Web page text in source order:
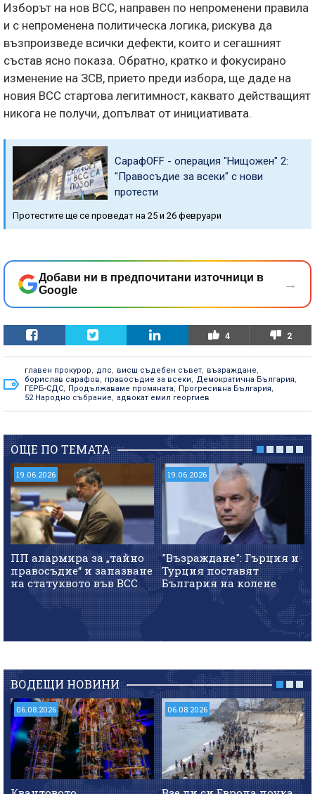
Изборът на нов ВСС, направен по непроменени правила
и с непроменена политическа логика, рискува да
възпроизведе всички дефекти, които и сегашният
състав ясно показа. Обратно, кратко и фокусирано
изменение на ЗСВ, прието преди избора, ще даде на
новия ВСС стартова легитимност, каквато действащият
никога не получи, допълват от инициативата.
СарафOFF - операция "Нищожен" 2:
"Правосъдие за всеки" с нови
протести
Протестите ще се проведат на 25 и 26 февруари
Добави ни в предпочитани източници в
Google
→
4 2
главен прокурор, дпс, висш съдебен съвет, възраждане,
борислав сарафов, правосъдие за всеки, Демократична България,
ГЕРБ-СДС, Продължаваме промяната, Прогресивна България,
52 Народно събрание, адвокат емил георгиев
ОЩЕ ПО ТЕМАТА
19.06.2026
ПП алармира за „тайно
правосъдие“ и запазване
на статуквото във ВСС
19.06.2026
"Възраждане": Гърция и
Турция поставят
България на колене
ВОДЕЩИ НОВИНИ
06.08.2026 06.08.2026